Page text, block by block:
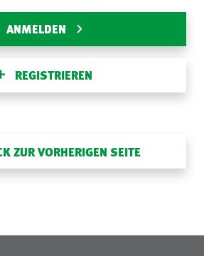
ANMELDEN
REGISTRIEREN
ZUR VORHERIGEN SEITE